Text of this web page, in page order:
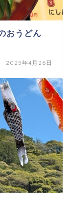
おうどん
2025年4月26日